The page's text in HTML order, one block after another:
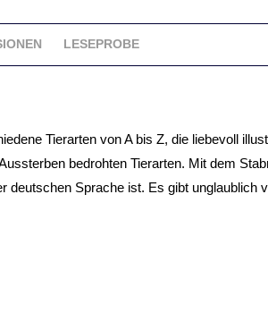
d
e
r
e
r
e
LESEPROBE
Tierarten von A bis Z, die liebevoll
bedrohten Tierarten. Mit dem
Sprache ist. Es gibt unglaublich